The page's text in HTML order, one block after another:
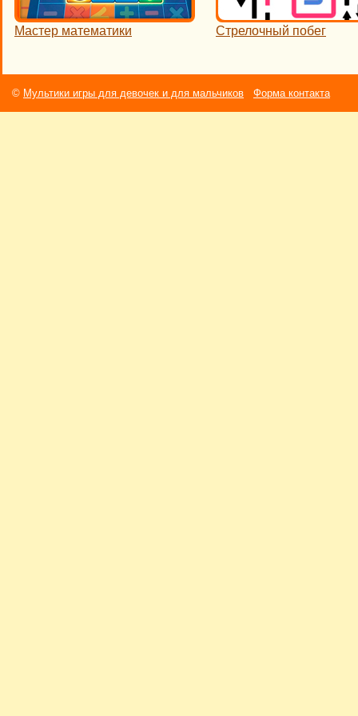
Мастер математики Стрелочный побег
© Мультики игры для девочек и для мальчиков Форма контакта